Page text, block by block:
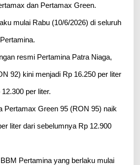
dan Pertamax Green.
mulai Rabu (10/6/2026) di seluruh
resmi Pertamina Patra Niaga,
92) kini menjadi Rp 16.250 per liter
per liter.
Pertamax Green 95 (RON 95) naik
liter dari sebelumnya Rp 12.900
Pertamina yang berlaku mulai